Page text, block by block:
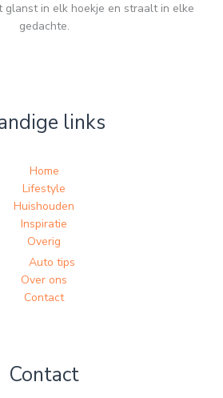
glanst in elk hoekje en straalt in elke
gedachte.
links
Home
Lifestyle
Huishouden
Inspiratie
Overig
Auto tips
Over ons
Contact
Contact